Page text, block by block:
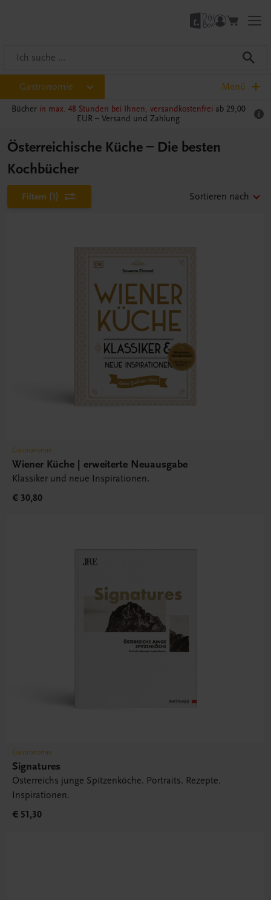
Gastronomie Menü
Bücher in max. 48 Stunden bei Ihnen, versandkostenfrei ab 29,00
EUR – Versand und Zahlung
Österreichische Küche – Die besten
Kochbücher
Filtern (1) Sortieren nach
Gastronomie
Wiener Küche | erweiterte Neuausgabe
Klassiker und neue Inspirationen.
€ 30,80
Gastronomie
Signatures
Österreichs junge Spitzenköche. Portraits. Rezepte.
Inspirationen.
€ 51,30